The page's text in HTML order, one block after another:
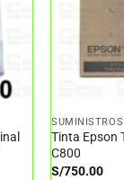
SUMINISTROS
Tinta Epson
C800
S/750.00